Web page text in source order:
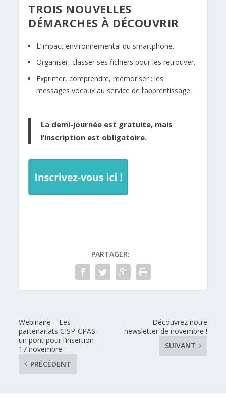
TROIS NOUVELLES
DÉMARCHES À DÉCOUVRIR
L’impact environnemental du smartphone.
Organiser, classer ses fichiers pour les retrouver.
Exprimer, comprendre, mémoriser : les
messages vocaux au service de l’apprentissage.
La demi-journée est gratuite, mais
l’inscription est obligatoire.
PARTAGER:
Webinaire – Les
partenariats CISP-CPAS :
un pont pour l’insertion –
17 novembre
PRÉCÉDENT
Découvrez notre
newsletter de novembre !
SUIVANT